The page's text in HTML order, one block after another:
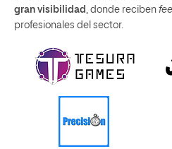
gran visibilidad, donde reciben
profesionales del sector.